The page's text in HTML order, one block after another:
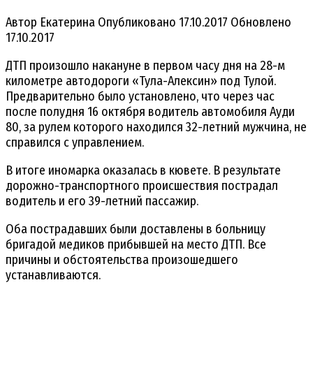
Автор Екатерина Опубликовано 17.10.2017 Обновлено
17.10.2017
ДТП произошло накануне в первом часу дня на 28-м
километре автодороги «Тула-Алексин» под Тулой.
Предварительно было установлено, что через час
после полудня 16 октября водитель автомобиля Ауди
80, за рулем которого находился 32-летний мужчина, не
справился с управлением.
В итоге иномарка оказалась в кювете. В результате
дорожно-транспортного происшествия пострадал
водитель и его 39-летний пассажир.
Оба пострадавших были доставлены в больницу
бригадой медиков прибывшей на место ДТП. Все
причины и обстоятельства произошедшего
устанавливаются.